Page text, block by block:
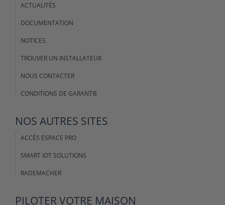
ACTUALITÉS
DOCUMENTATION
NOTICES
TROUVER UN INSTALLATEUR
NOUS CONTACTER
CONDITIONS DE GARANTIE
NOS AUTRES SITES
ACCÈS ESPACE PRO
SMART IOT SOLUTIONS
RADEMACHER
PILOTER VOTRE MAISON